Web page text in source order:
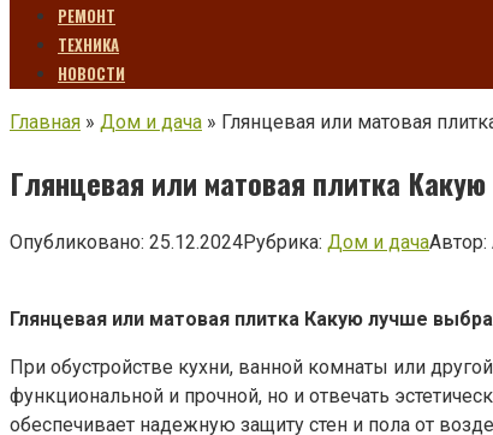
РЕМОНТ
ТЕХНИКА
НОВОСТИ
Главная » Дом и дача » Глянцевая или матовая
Глянцевая или матовая плитка
Опубликовано: 25.12.2024Рубрика: Дом и дачаАвтор:
Глянцевая или матовая плитка Какую лучше
При обустройстве кухни, ванной комнаты или
функциональной и прочной, но и отвечать
обеспечивает надежную защиту стен и пола от